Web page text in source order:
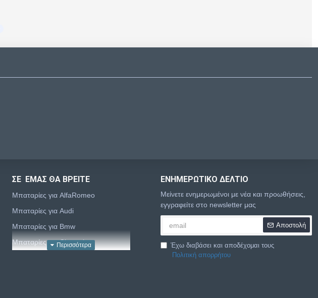
ΣΕ ΕΜΑΣ ΘΑ ΒΡΕΙΤΕ
Μπαταρίες για AlfaRomeo
Μπαταρίες για Audi
Μπαταρίες για Bmw
Μπαταρίες για Chevrolet
ΕΝΗΜΕΡΩΤΙΚΌ ΔΕΛΤΊΟ
Μείνετε ενημερωμένοι με νέα και προωθήσεις,
εγγραφείτε στο newsletter μας
Αποστολή
Έχω διαβάσει και αποδέχομαι τους
Πολιτική απορρήτου